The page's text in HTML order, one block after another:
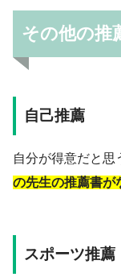
その他の推
自己推薦
自分が得意だと思
の先生の推薦書が
スポーツ推薦